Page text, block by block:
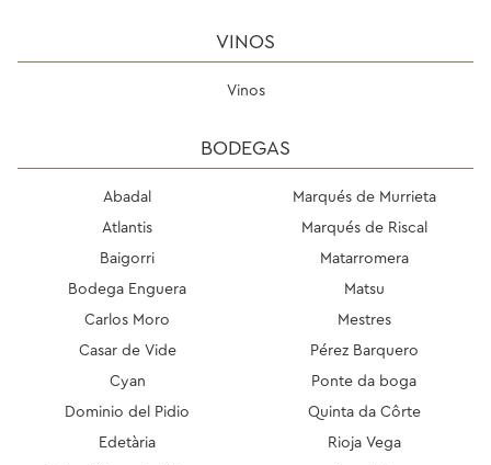
VINOS
Vinos
BODEGAS
Abadal
Atlantis
Baigorri
Bodega Enguera
Carlos Moro
Casar de Vide
Cyan
Dominio del Pidio
Edetària
Marqués de Murrieta
Marqués de Riscal
Matarromera
Matsu
Mestres
Pérez Barquero
Ponte da boga
Quinta da Côrte
Rioja Vega